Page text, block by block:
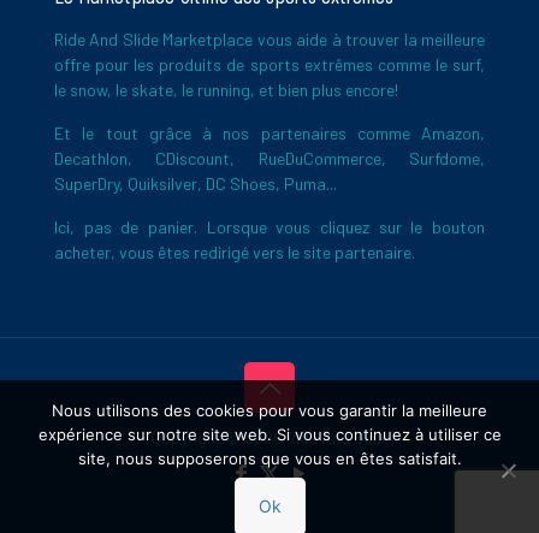
Ride And Slide Marketplace vous aide à trouver la meilleure
offre pour les produits de sports extrêmes comme le surf,
le snow, le skate, le running, et bien plus encore!
Et le tout grâce à nos partenaires comme Amazon,
Decathlon, CDiscount, RueDuCommerce, Surfdome,
SuperDry, Quiksilver, DC Shoes, Puma...
Ici, pas de panier. Lorsque vous cliquez sur le bouton
acheter, vous êtes redirigé vers le site partenaire.
Copyright © 2026 Ride And Slide
Nous utilisons des cookies pour vous garantir la meilleure
expérience sur notre site web. Si vous continuez à utiliser ce
site, nous supposerons que vous en êtes satisfait.
Ok